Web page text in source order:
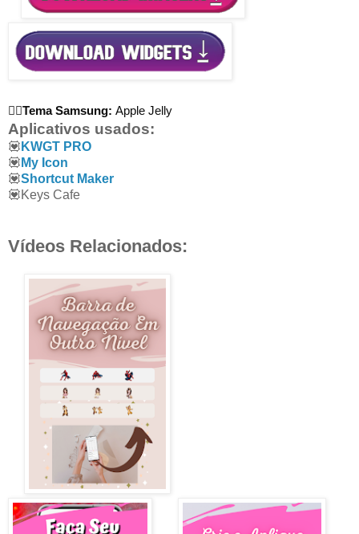
🧚‍♂️Tema Samsung: Apple Jelly
Aplicativos usados:
💟 KWGT PRO
💟 My Icon
💟Shortcut Maker
💟Keys Cafe
Vídeos Relacionados: